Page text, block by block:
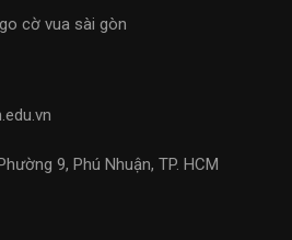
9, Phú Nhuận, TP. HCM